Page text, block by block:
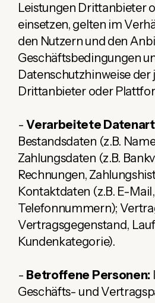
Leistungen Drittanbieter
einsetzen, gelten im
den Nutzern und den
Geschäftsbedingungen
Datenschutzhinweise der
Drittanbieter oder
-Verarbeitete
Bestandsdaten (z.B.
Zahlungsdaten (z.B.
Rechnungen,
Kontaktdaten (z.B. E-Mail,
Telefonnummern);
Vertragsgegenstand,
Kundenkategorie).
- Betroffene Personen:
Geschäfts- und